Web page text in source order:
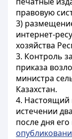
правовую
3)
интернет-
хозяйства
3. Контроль
приказа
министра
Казахстан.
4. Настоящий
истечении
после дня